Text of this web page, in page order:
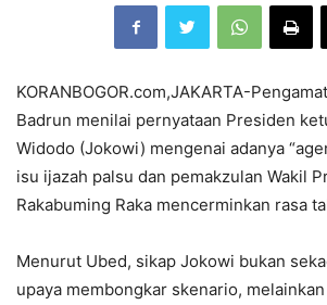
KORANBOGOR.com,JAKARTA-
Badrun menilai pernyataan Presiden
Widodo (Jokowi) mengenai adanya
isu ijazah palsu dan pemakzulan Wakil
Rakabuming Raka mencerminkan rasa
Menurut Ubed, sikap Jokowi bukan
upaya membongkar skenario,